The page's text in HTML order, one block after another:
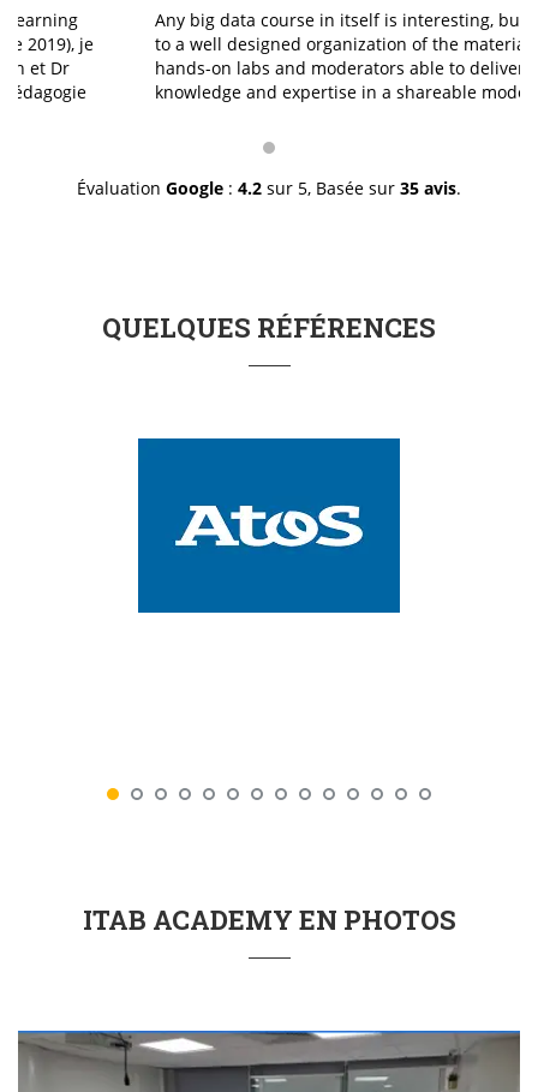
Any big data course in itself is interesting, but thanks
to a well designed organization of the material, the
hands-on labs and moderators able to deliver
knowledge and expertise in a shareable mode instead
was professionally great in doing exactly what it is
a job well done.
Évaluation Google : 4.2 sur 5, Basée sur 35 avis.
QUELQUES RÉFÉRENCES
ITAB ACADEMY EN PHOTOS